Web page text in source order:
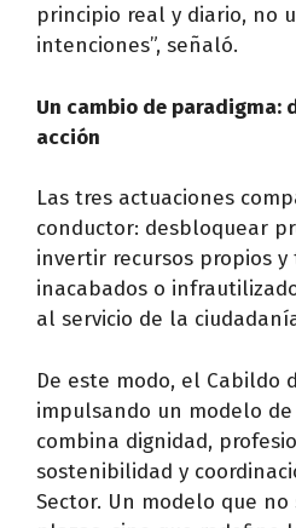
principio real y diario, no
intenciones”, señaló.
Un cambio de paradigma:
acción
Las tres actuaciones
conductor: desbloquear
invertir recursos propios
inacabados o
al servicio de la
De este modo, el Cabildo
impulsando un modelo de
combina dignidad,
sostenibilidad y
Sector. Un modelo que